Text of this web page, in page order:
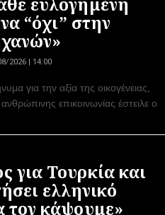
ευλογημένη
“όχι” στην
2026 | 14:00
για την αξία της οικογένειας,
επικοινωνίας έστειλε ο
για Τουρκία και
ελληνικό
κάψουμε»